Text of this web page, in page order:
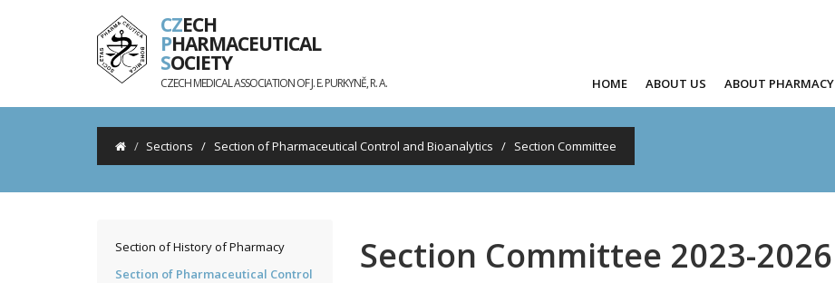
CZECH
PHARMACEUTICAL
SOCIETY
CZECH MEDICAL ASSOCIATION OF J. E. PURKYNĚ, R. A. HOME ABOUT US ABOUT PHARMACY
Sections / Section of Pharmaceutical Control and Bioanalytics / Section Committee
Section of History of Pharmacy
Section of Pharmaceutical Control
Section Committee 2023-2026